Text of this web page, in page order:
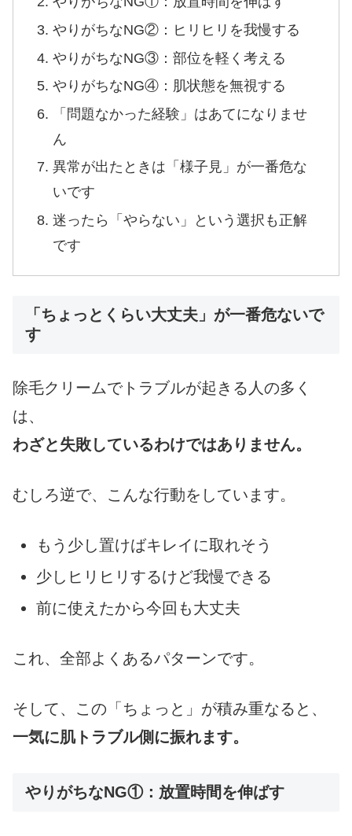
やりがちなNG②：ヒリヒリを我慢する
やりがちなNG③：部位を軽く考える
やりがちなNG④：肌状態を無視する
「問題なかった経験」はあてになりませ
ん
異常が出たときは「様子見」が一番危な
いです
迷ったら「やらない」という選択も正解
です
「ちょっとくらい大丈夫」が一番危ないで
す
除毛クリームでトラブルが起きる人の多く
は、
わざと失敗しているわけではありません。
むしろ逆で、こんな行動をしています。
もう少し置けばキレイに取れそう
少しヒリヒリするけど我慢できる
前に使えたから今回も大丈夫
これ、全部よくあるパターンです。
そして、この「ちょっと」が積み重なると、
一気に肌トラブル側に振れます。
やりがちなNG①：放置時間を伸ばす